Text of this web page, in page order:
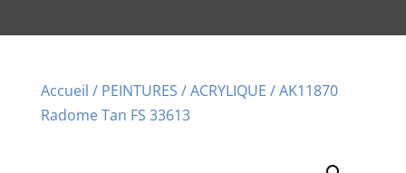
Accueil / PEINTURES /ACRYLIQUE / AK11870
Radome Tan FS 33613